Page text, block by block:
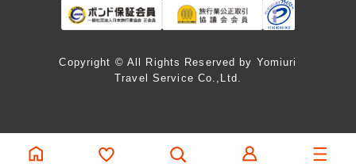
Copyright © All Rights Reserved by Yomiuri
Travel Service Co.,Ltd.